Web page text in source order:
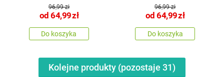
96,99 zł
od 64,99zł
Do koszyka
96,99 zł
od 64,99zł
Do koszyka
Kolejne produkty (pozostaje 31)